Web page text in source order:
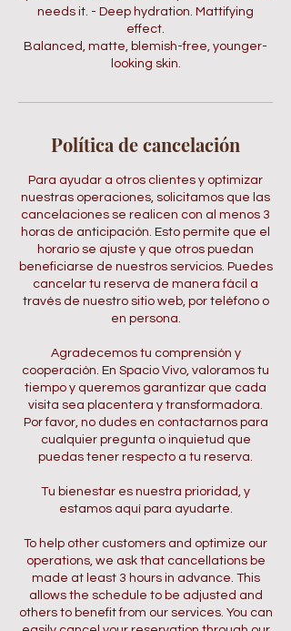
needs it. - Deep hydration. Mattifying
effect.
Balanced, matte, blemish-free, younger-
looking skin.
Política de cancelación
Para ayudar a otros clientes y optimizar
nuestras operaciones, solicitamos que las
cancelaciones se realicen con al menos 3
horas de anticipación. Esto permite que el
horario se ajuste y que otros puedan
beneficiarse de nuestros servicios. Puedes
cancelar tu reserva de manera fácil a
través de nuestro sitio web, por teléfono o
en persona.
Agradecemos tu comprensión y
cooperación. En Spacio Vivo, valoramos tu
tiempo y queremos garantizar que cada
visita sea placentera y transformadora.
Por favor, no dudes en contactarnos para
cualquier pregunta o inquietud que
puedas tener respecto a tu reserva.
Tu bienestar es nuestra prioridad, y
estamos aquí para ayudarte.
To help other customers and optimize our
operations, we ask that cancellations be
made at least 3 hours in advance. This
allows the schedule to be adjusted and
others to benefit from our services. You can